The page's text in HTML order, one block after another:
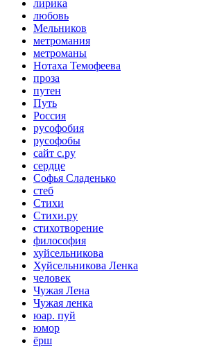
лирика
любовь
Мельников
метромания
метроманы
Нотаха Темофеева
проза
путен
Путь
Россия
русофобия
русофобы
сайт с.ру
сердце
Софья Сладенько
стеб
Стихи
Стихи.ру
стихотворение
философия
хуйсельникова
Хуйсельникова Ленка
человек
Чужая Лена
Чужая ленка
юар. пуй
юмор
ёрш